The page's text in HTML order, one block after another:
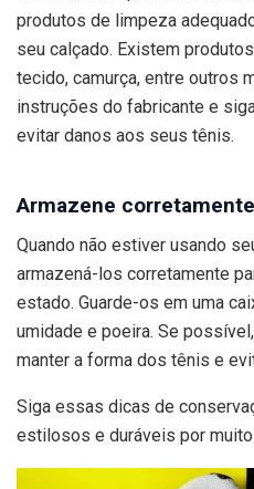
produtos de limpeza
seu calçado. Existem
tecido, camurça, entre outros
instruções do fabricante e
evitar danos aos seus tênis.
Armazene corretamente
Quando não estiver usando
armazená-los corretamente
estado. Guarde-os em uma
umidade e poeira. Se
manter a forma dos tênis e
Siga essas dicas de
estilosos e duráveis por